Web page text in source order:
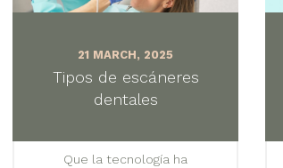
21 MARCH, 2025
Tipos de escáneres
dentales
Que la tecnología ha